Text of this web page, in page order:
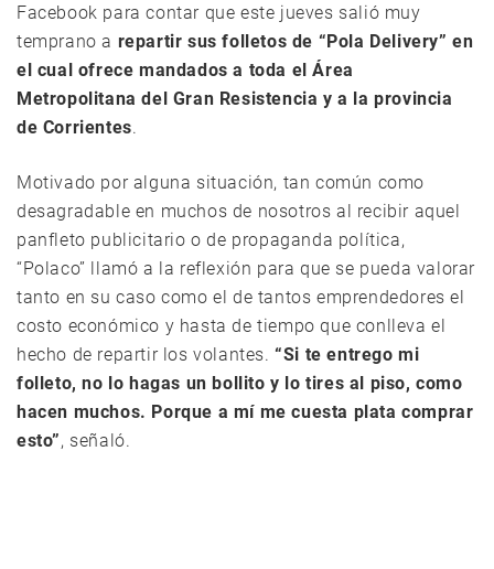
Facebook para contar que este jueves salió muy
temprano a repartir sus folletos de “Pola Delivery” en
el cual ofrece mandados a toda el Área
Metropolitana del Gran Resistencia y a la provincia
de Corrientes.
Motivado por alguna situación, tan común como
desagradable en muchos de nosotros al recibir aquel
panfleto publicitario o de propaganda política,
“Polaco” llamó a la reflexión para que se pueda valorar
tanto en su caso como el de tantos emprendedores el
costo económico y hasta de tiempo que conlleva el
hecho de repartir los volantes.“Si te entrego mi
folleto, no lo hagas un bollito y lo tires al piso, como
hacen muchos. Porque a mí me cuesta plata comprar
esto”, señaló.